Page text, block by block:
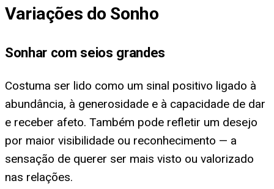
Variações do Sonho
Sonhar com seios grandes
Costuma ser lido como um sinal positivo ligado à
abundância, à generosidade e à capacidade de dar
e receber afeto. Também pode refletir um desejo
por maior visibilidade ou reconhecimento — a
sensação de querer ser mais visto ou valorizado
nas relações.